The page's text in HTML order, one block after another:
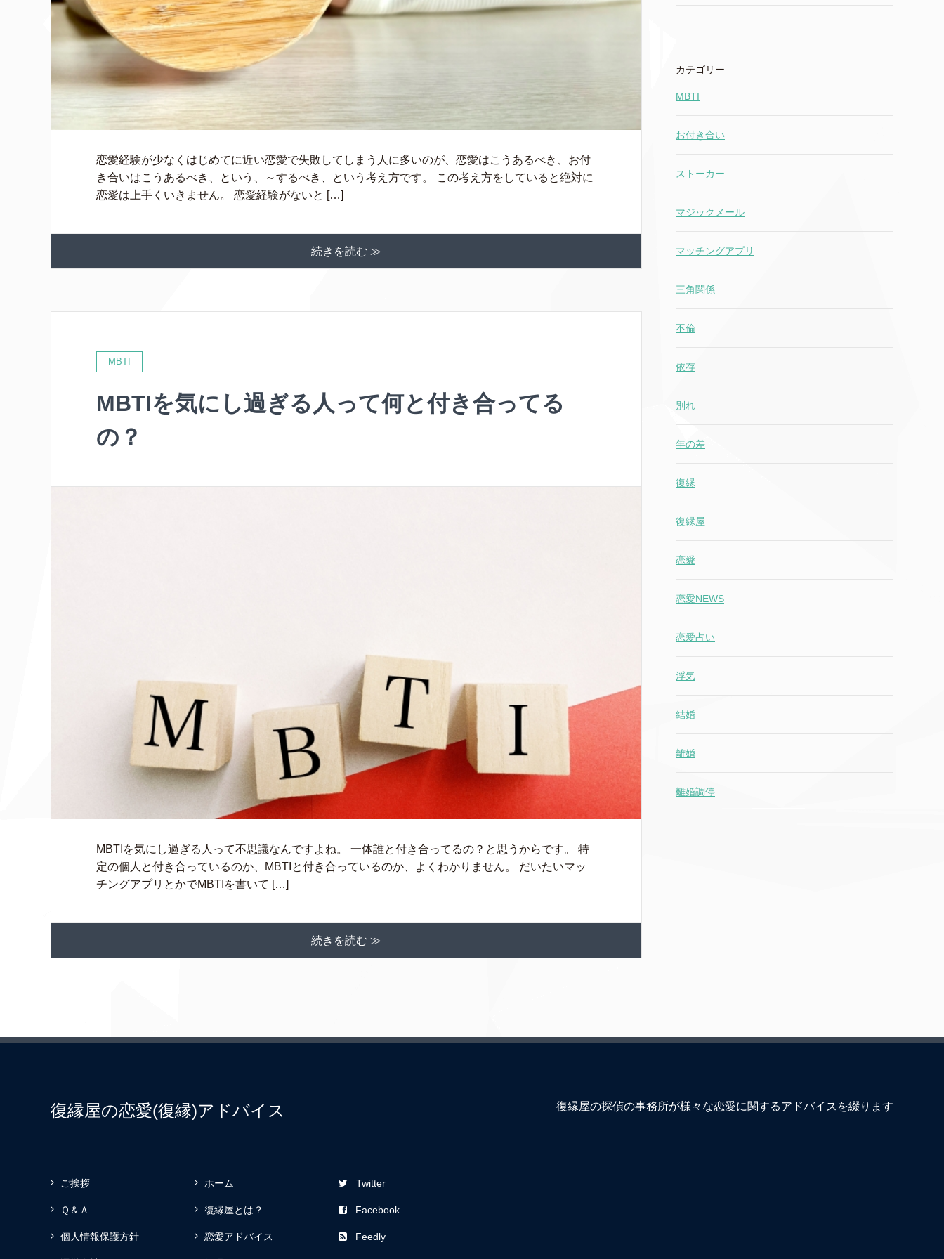
恋愛経験が少なくはじめてに近い恋愛で失敗してしまう人に多いのが、恋愛はこうあるべき、お付
き合いはこうあるべき、という、～するべき、という考え方です。 この考え方をしていると絶対に
恋愛は上手くいきません。 恋愛経験がないと […]
続きを読む ≫
MBTI
MBTIを気にし過ぎる人って何と付き合ってる
の？
MBTIを気にし過ぎる人って不思議なんですよね。 一体誰と付き合ってるの？と思うからです。 特
定の個人と付き合っているのか、MBTIと付き合っているのか、よくわかりません。 だいたいマッ
チングアプリとかでMBTIを書いて […]
続きを読む ≫
カテゴリー
MBTI
お付き合い
ストーカー
マジックメール
マッチングアプリ
三角関係
不倫
依存
別れ
年の差
復縁
復縁屋
恋愛
恋愛NEWS
恋愛占い
浮気
結婚
離婚
離婚調停
復縁屋の恋愛(復縁)アドバイス 復縁屋の探偵の事務所が様々な恋愛に関するアドバイスを綴ります
ご挨拶
Ｑ＆Ａ
個人情報保護方針
ホーム
復縁屋とは？
恋愛アドバイス
Twitter
Facebook
Feedly